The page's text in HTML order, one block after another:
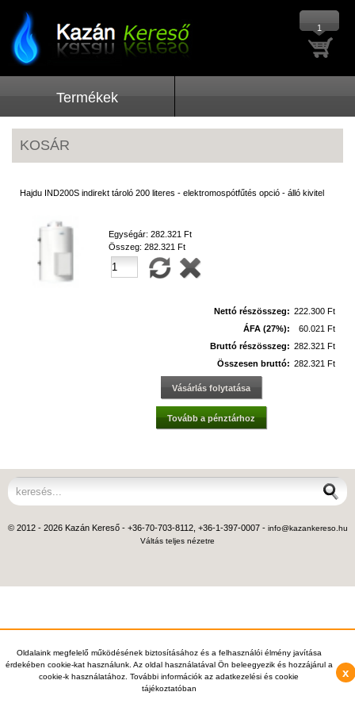
Oldalaink megfelelő működésének biztosításához és a felhasználói élmény javítása
érdekében cookie-kat használunk. Az oldal használatával Ön beleegyezik és hozzájárul a
cookie-k használatához. További információk az adatkezelési és cookie
tájékoztatóban
x
1
Termékek
KOSÁR
Hajdu IND200S indirekt tároló 200 literes - elektromospótfűtés opció - álló kivitel
Egységár: 282.321 Ft
Összeg: 282.321 Ft
Nettó részösszeg: 222.300 Ft
ÁFA (27%):
60.021 Ft
Bruttó részösszeg: 282.321 Ft
Összesen bruttó: 282.321 Ft
Vásárlás folytatása
Tovább a pénztárhoz
© 2012 - 2026 Kazán Kereső - +36-70-703-8112, +36-1-397-0007 - info@kazankereso.hu
Váltás teljes nézetre